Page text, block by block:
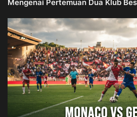
Mengenai Pertemuan Dua Klub